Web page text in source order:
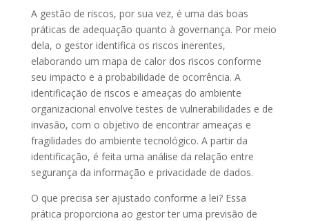
A gestão de riscos, por sua vez, é uma das boas
práticas de adequação quanto à governança. Por meio
dela, o gestor identifica os riscos inerentes,
elaborando um mapa de calor dos riscos conforme
seu impacto e a probabilidade de ocorrência. A
identificação de riscos e ameaças do ambiente
organizacional envolve testes de vulnerabilidades e de
invasão, com o objetivo de encontrar ameaças e
fragilidades do ambiente tecnológico. A partir da
identificação, é feita uma análise da relação entre
segurança da informação e privacidade de dados.
O que precisa ser ajustado conforme a lei? Essa
prática proporciona ao gestor ter uma previsão de